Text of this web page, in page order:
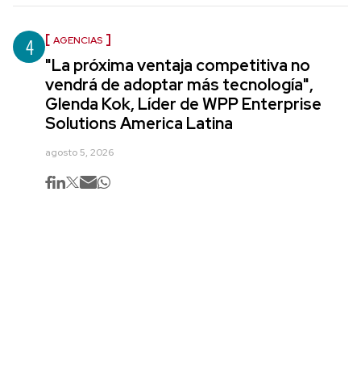
4 AGENCIAS
"La próxima ventaja competitiva no
vendrá de adoptar más tecnología",
Glenda Kok, Líder de WPP Enterprise
Solutions America Latina
agosto 5, 2026